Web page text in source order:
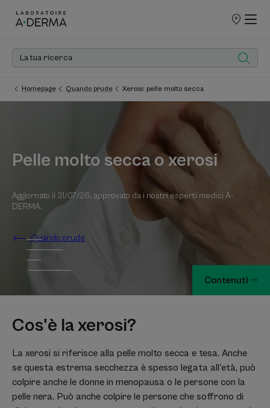
PUNTI
Homepage Quando prude Xerosi: pelle molto secca
Pelle molto secca o xerosi
Aggiornato il 31/07/26, approvato da i nostri esperti medici A-
DERMA.
Quando prude
Contenuti
Cos'è la xerosi?
La xerosi si riferisce alla pelle molto secca e tesa. Anche
se questa estrema secchezza è spesso legata all'età, può
colpire anche le donne in menopausa o le persone con la
pelle nera. Può anche colpire le persone che soffrono di